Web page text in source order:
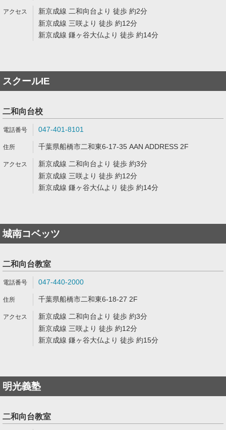
新京成線 二和向台より 徒歩 約2分
新京成線 三咲より 徒歩 約12分
新京成線 鎌ヶ谷大仏より 徒歩 約14分
スクールIE
二和向台校
047-401-8101
千葉県船橋市二和東6-17-35 AAN ADDRESS 2F
新京成線 二和向台より 徒歩 約3分
新京成線 三咲より 徒歩 約12分
新京成線 鎌ヶ谷大仏より 徒歩 約14分
城南コベッツ
二和向台教室
047-440-2000
千葉県船橋市二和東6-18-27 2F
新京成線 二和向台より 徒歩 約3分
新京成線 三咲より 徒歩 約12分
新京成線 鎌ヶ谷大仏より 徒歩 約15分
明光義塾
二和向台教室